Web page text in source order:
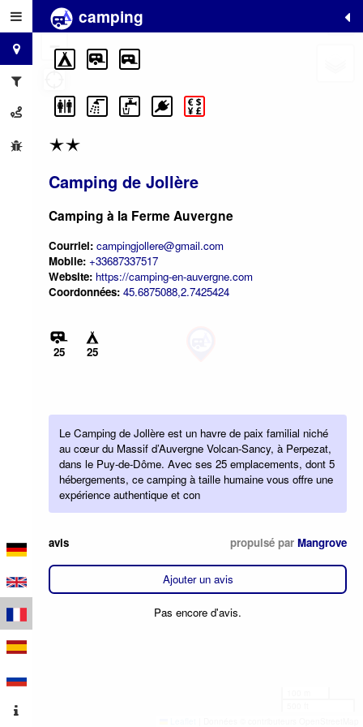
camping
Camping de Jollère
Camping à la Ferme Auvergne
Courriel: campingjollere@gmail.com
Mobile: +33687337517
Website: https://camping-en-auvergne.com
Coordonnées: 45.6875088,2.7425424
25 25
Le Camping de Jollère est un havre de paix familial niché
au cœur du Massif d’Auvergne Volcan-Sancy, à Perpezat,
dans le Puy-de-Dôme. Avec ses 25 emplacements, dont 5
hébergements, ce camping à taille humaine vous offre une
expérience authentique et con
avis propulsé par Mangrove
Ajouter un avis
Pas encore d'avis.
+
−